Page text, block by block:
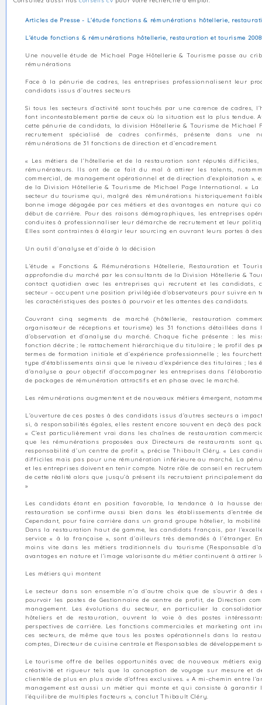
Articles de Presse - L’étude fonctions & rémunérations hôtellerie,
L’étude fonctions & rémunérations hôtellerie, restauration et tourisme
Une nouvelle étude de Michael Page Hôtellerie & Tourisme passe au
rémunérations
Face à la pénurie de cadres, les entreprises professionnalisent leur
candidats issus d’autres secteurs
Si tous les secteurs d’activité sont touchés par une carence de cadres,
font incontestablement partie de ceux où la situation est la plus tendue.
cette pénurie de candidats, la division Hôtellerie & Tourisme de Michael
recrutement spécialisé de cadres confirmés, présente dans une
rémunérations de 31 fonctions de direction et d’encadrement.
« Les métiers de l’hôtellerie et de la restauration sont réputés
rémunérateurs. Ils ont de ce fait du mal à attirer les talents,
commercial, de management opérationnel et de direction d’exploitation
de la Division Hôtellerie & Tourisme de Michael Page International. «
secteur du tourisme qui, malgré des rémunérations historiquement
bonne image dégagée par ces métiers et des avantages en nature qui
début de carrière. Pour des raisons démographiques, les entreprises
conduites à professionnaliser leur démarche de recrutement et leur
Elles sont contraintes à élargir leur sourcing en ouvrant leurs portes à
Un outil d’analyse et d’aide à la décision
L’étude « Fonctions & Rémunérations Hôtellerie, Restauration et
approfondie du marché par les consultants de la Division Hôtellerie &
contact quotidien avec les entreprises qui recrutent et les candidats,
secteur – occupent une position privilégiée d’observateurs pour suivre en
les caractéristiques des postes à pourvoir et les attentes des candidats.
Couvrant cinq segments de marché (hôtellerie, restauration
organisateur de réceptions et tourisme) les 31 fonctions détaillées
d’observation et d’analyse du marché. Chaque fiche présente : les
fonction décrite ; le rattachement hiérarchique du titulaire ; le profil des
termes de formation initiale et d’expérience professionnelle ; les
type d’établissements ainsi que le niveau d’expérience des titulaires ; les
d’analyse a pour objectif d’accompagner les entreprises dans
de packages de rémunération attractifs et en phase avec le marché.
Les rémunérations augmentent et de nouveaux métiers émergent,
L’ouverture de ces postes à des candidats issus d’autres secteurs a
si, à responsabilités égales, elles restent encore souvent en deçà des
« C’est particulièrement vrai dans les chaînes de restauration
que les rémunérations proposées aux Directeurs de restaurants sont
responsabilité d’un centre de profit », précise Thibault Cléry. « Les
difficiles mais pas pour une rémunération inférieure au marché. La
et les entreprises doivent en tenir compte. Notre rôle de conseil en
de cette réalité alors que jusqu’à présent ils recrutaient principalement
»
Les candidats étant en position favorable, la tendance à la hausse
restauration se confirme aussi bien dans les établissements d’entrée
Cependant, pour faire carrière dans un grand groupe hôtelier, la
Dans la restauration haut de gamme, les candidats français, par
service « à la française », sont d’ailleurs très demandés à l’étranger.
moins vite dans les métiers traditionnels du tourisme (Responsable
avantages en nature et l’image valorisante du métier continuent à attirer
Les métiers qui montent
Le secteur dans son ensemble n’a d’autre choix que de s’ouvrir à
pourvoir les postes de Gestionnaire de centre de profit, de Direction
management. Les évolutions du secteur, en particulier la
hôteliers et de restauration, ouvrent la voie à des postes
perspectives de carrière. Les fonctions commerciales et marketing ont
ces secteurs, de même que tous les postes opérationnels dans la
comptes, Directeur de cuisine centrale et Responsables de développement
Le tourisme offre de belles opportunités avec de nouveaux métiers
créativité et rigueur tels que la conception de voyage sur mesure et
clientèle de plus en plus avide d’offres exclusives. « A mi-chemin entre
management est aussi un métier qui monte et qui consiste à
l’équilibre de multiples facteurs », conclut Thibault Cléry.